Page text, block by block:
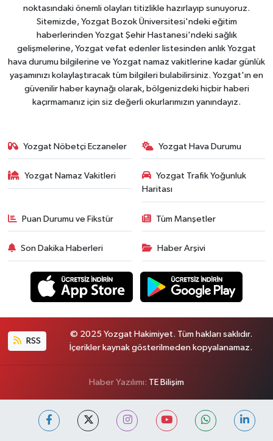
noktasındaki önemli olayları titizlikle hazırlayıp sunuyoruz.
Sitemizde, Yozgat Bozok Üniversitesi'ndeki eğitim
haberlerinden Yozgat Şehir Hastanesi'ndeki sağlık
gelişmelerine, Yozgat vefat edenler listesinden anlık Yozgat
hava durumu bilgilerine ve Yozgat namaz vakitlerine kadar günlük
yaşamınızı kolaylaştıracak tüm bilgileri bulabilirsiniz. Yozgat'ın en
güvenilir haber kaynağı olarak, bölgenizdeki hiçbir haberi
kaçırmamanız için siz değerli okurlarımızın yanındayız.
Yozgat Nöbetçi Eczaneler Yozgat Hava Durumu
Yozgat Namaz Vakitleri
Yozgat Trafik Yoğunluk
Haritası
Puan Durumu ve Fikstür Tüm Manşetler
Son Dakika Haberleri Haber Arşivi
RSS
© 2025 Yozgat Hakimiyet. Tüm hakları saklıdır.
İçerikler kaynak gösterilmeden kopyalanamaz.
Haber Yazılımı: TE Bilişim